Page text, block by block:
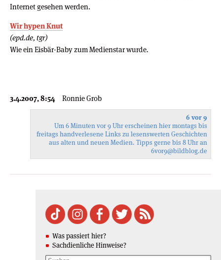
Internet gesehen werden.
Wir hypen Knut
(epd.de, tgr)
Wie ein Eisbär-Baby zum Medienstar wurde.
3.4.2007, 8:54 Ronnie Grob
6 vor 9
Um 6 Minuten vor 9 Uhr erscheinen hier montags bis
freitags handverlesene Links zu lesenswerten Geschichten
aus alten und neuen Medien. Tipps gerne bis 8 Uhr an
6vor9@bildblog.de
Was passiert hier?
Sachdienliche Hinweise?